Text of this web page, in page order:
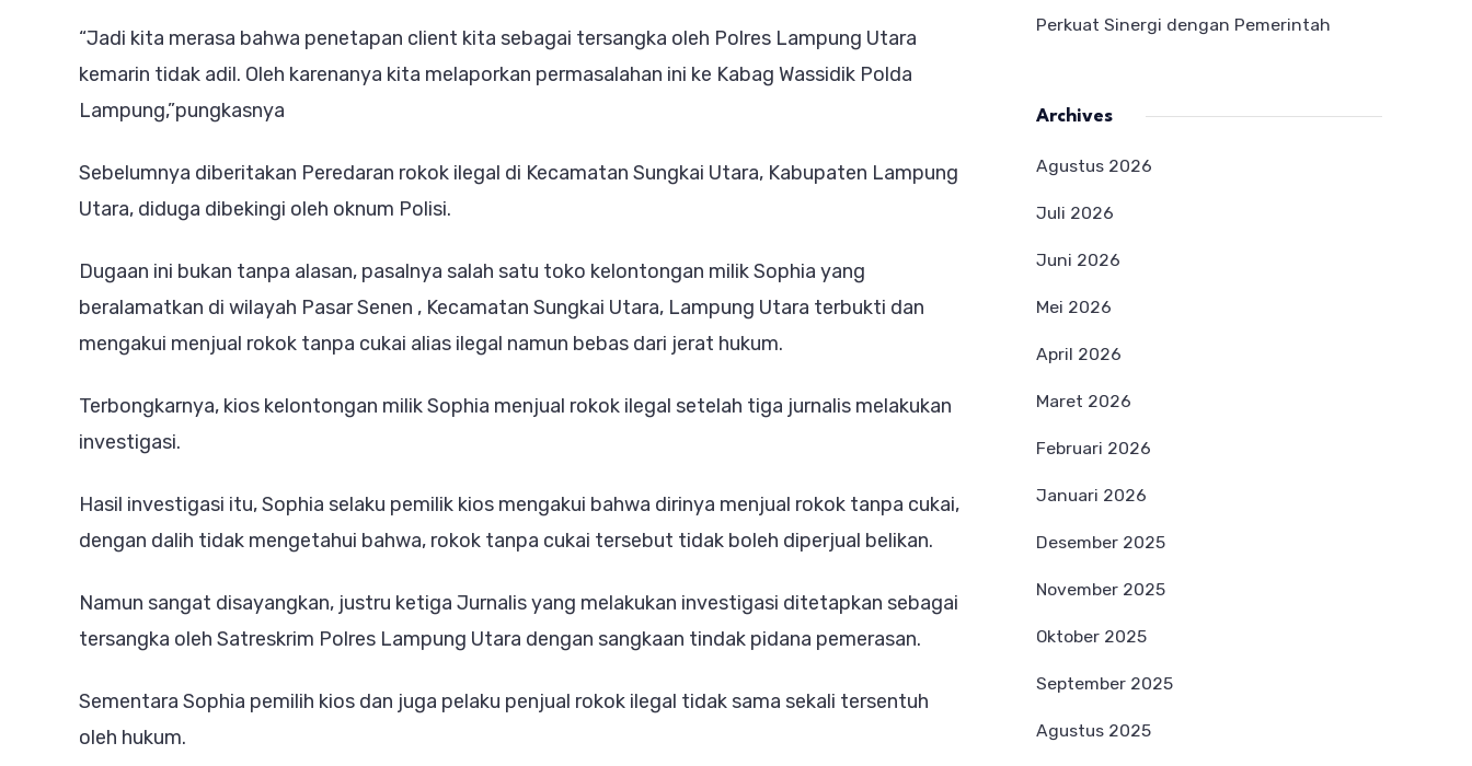
“Jadi kita merasa bahwa penetapan client kita sebagai tersangka oleh Polres Lampung Utara
kemarin tidak adil. Oleh karenanya kita melaporkan permasalahan ini ke Kabag Wassidik Polda
Lampung,”pungkasnya
Sebelumnya diberitakan Peredaran rokok ilegal di Kecamatan Sungkai Utara, Kabupaten Lampung
Utara, diduga dibekingi oleh oknum Polisi.
Dugaan ini bukan tanpa alasan, pasalnya salah satu toko kelontongan milik Sophia yang
beralamatkan di wilayah Pasar Senen , Kecamatan Sungkai Utara, Lampung Utara terbukti dan
mengakui menjual rokok tanpa cukai alias ilegal namun bebas dari jerat hukum.
Terbongkarnya, kios kelontongan milik Sophia menjual rokok ilegal setelah tiga jurnalis melakukan
investigasi.
Hasil investigasi itu, Sophia selaku pemilik kios mengakui bahwa dirinya menjual rokok tanpa cukai,
dengan dalih tidak mengetahui bahwa, rokok tanpa cukai tersebut tidak boleh diperjual belikan.
Namun sangat disayangkan, justru ketiga Jurnalis yang melakukan investigasi ditetapkan sebagai
tersangka oleh Satreskrim Polres Lampung Utara dengan sangkaan tindak pidana pemerasan.
Sementara Sophia pemilih kios dan juga pelaku penjual rokok ilegal tidak sama sekali tersentuh
oleh hukum.
Perkuat Sinergi dengan Pemerintah
Archives
Agustus 2026
Juli 2026
Juni 2026
Mei 2026
April 2026
Maret 2026
Februari 2026
Januari 2026
Desember 2025
November 2025
Oktober 2025
September 2025
Agustus 2025